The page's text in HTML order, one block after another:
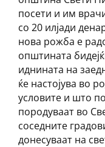
посети и им
со 20 илјади
нова рожба е
општината
иднината на
ќе настојува во
условите и што
породуваат во
соседните
донесуваат на